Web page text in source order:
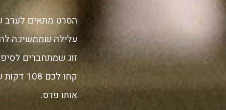
הסרט מתאים לערב
עלילה שממשיכה
זוג שמתחברים
קחו
אותו פרס.